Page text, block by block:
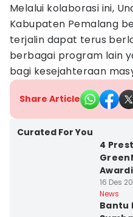
Melalui kolaborasi ini,
Kabupaten Pemalang
terjalin dapat terus
berbagai program lain
bagi kesejahteraan
Share Article
Curated For You
4
16 Des
News
Bantu